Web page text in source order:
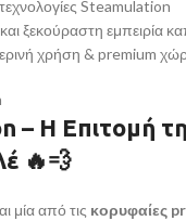
Steamulation
ξεκούραστη εμπειρία
χρήση & premium
– Η Επιτομή
🔥💨
μία από τις κορυφαίες